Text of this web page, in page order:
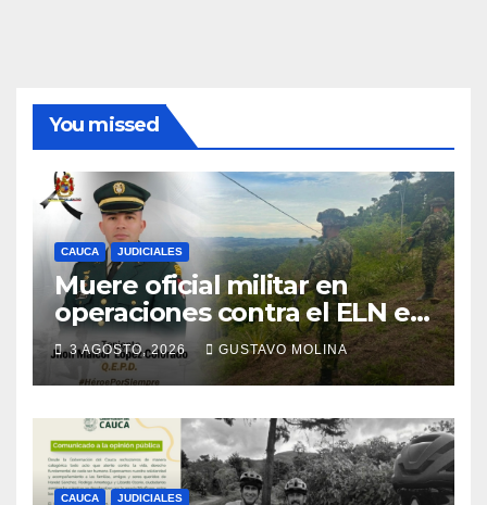
You missed
CAUCA JUDICIALES
Muere oficial militar en
operaciones contra el ELN en
el sur del Cauca
3 AGOSTO, 2026 GUSTAVO MOLINA
CAUCA JUDICIALES